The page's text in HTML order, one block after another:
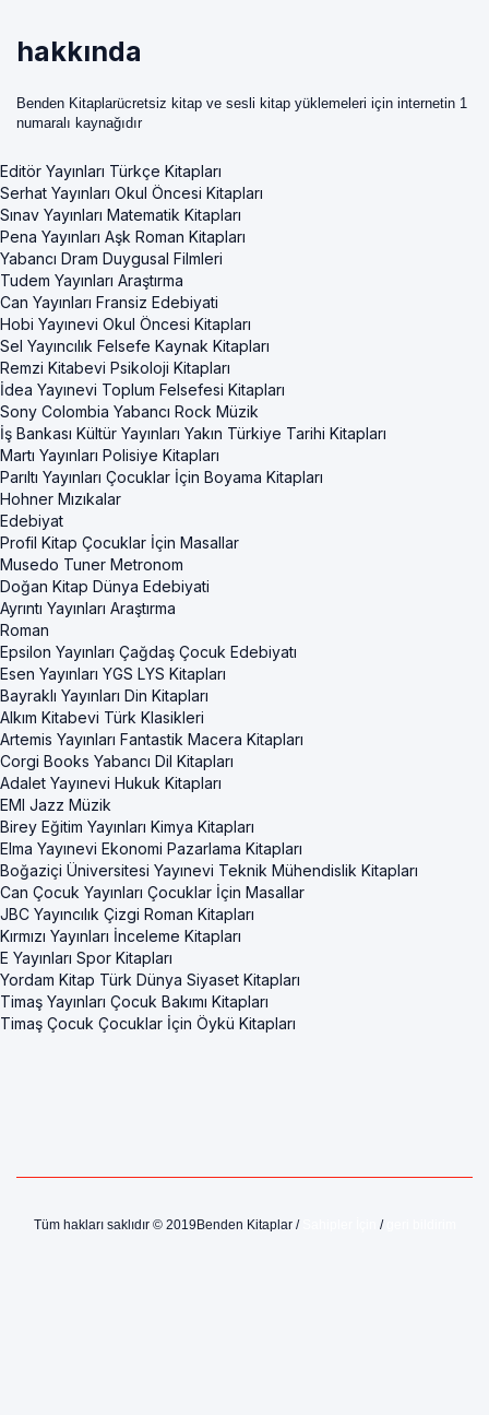
hakkında
Benden Kitaplarücretsiz kitap ve sesli kitap yüklemeleri için internetin 1
numaralı kaynağıdır
Editör Yayınları Türkçe Kitapları
Serhat Yayınları Okul Öncesi Kitapları
Sınav Yayınları Matematik Kitapları
Pena Yayınları Aşk Roman Kitapları
Yabancı Dram Duygusal Filmleri
Tudem Yayınları Araştırma
Can Yayınları Fransiz Edebiyati
Hobi Yayınevi Okul Öncesi Kitapları
Sel Yayıncılık Felsefe Kaynak Kitapları
Remzi Kitabevi Psikoloji Kitapları
İdea Yayınevi Toplum Felsefesi Kitapları
Sony Colombia Yabancı Rock Müzik
İş Bankası Kültür Yayınları Yakın Türkiye Tarihi Kitapları
Martı Yayınları Polisiye Kitapları
Parıltı Yayınları Çocuklar İçin Boyama Kitapları
Hohner Mızıkalar
Edebiyat
Profil Kitap Çocuklar İçin Masallar
Musedo Tuner Metronom
Doğan Kitap Dünya Edebiyati
Ayrıntı Yayınları Araştırma
Roman
Epsilon Yayınları Çağdaş Çocuk Edebiyatı
Esen Yayınları YGS LYS Kitapları
Bayraklı Yayınları Din Kitapları
Alkım Kitabevi Türk Klasikleri
Artemis Yayınları Fantastik Macera Kitapları
Corgi Books Yabancı Dil Kitapları
Adalet Yayınevi Hukuk Kitapları
EMI Jazz Müzik
Birey Eğitim Yayınları Kimya Kitapları
Elma Yayınevi Ekonomi Pazarlama Kitapları
Boğaziçi Üniversitesi Yayınevi Teknik Mühendislik Kitapları
Can Çocuk Yayınları Çocuklar İçin Masallar
JBC Yayıncılık Çizgi Roman Kitapları
Kırmızı Yayınları İnceleme Kitapları
E Yayınları Spor Kitapları
Yordam Kitap Türk Dünya Siyaset Kitapları
Timaş Yayınları Çocuk Bakımı Kitapları
Timaş Çocuk Çocuklar İçin Öykü Kitapları
Tüm hakları saklıdır © 2019Benden Kitaplar / /